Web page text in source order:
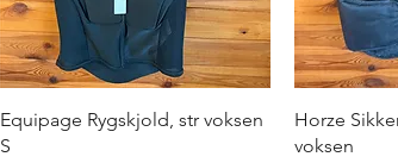
Hurtigvisning
Equipage Rygskjold, str voksen
S
Horze
voksen